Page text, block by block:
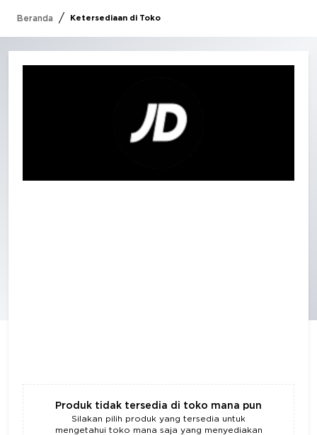
Beranda / Ketersediaan di Toko
Produk tidak tersedia di toko mana pun
Silakan pilih produk yang tersedia untuk
mengetahui toko mana saja yang menyediakan